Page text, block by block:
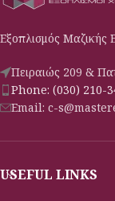
Εξοπλισμός Μαζικής
Πειραιώς 209 &
Phone: (030) 210-
Email: c-
USEFUL LINKS